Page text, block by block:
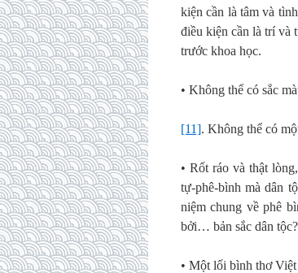
kiện cần là tâm và
điều kiện cần là trí và
trước khoa học.
• Không thể có sắc
[11]. Không thể có
• Rốt ráo và thật
tự-phê-bình mà dân
niệm chung về phê
bởi… bản sắc dân
• Một lối bình thơ